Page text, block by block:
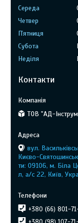
Середа
Четвер
Пʼятниця
Субота
Неділя
Контакти
ТОВ "АД-
вул.
Києво-
ти: 09106, м. Біла
л, а/с 22, Київ,
+380 (66) 801-